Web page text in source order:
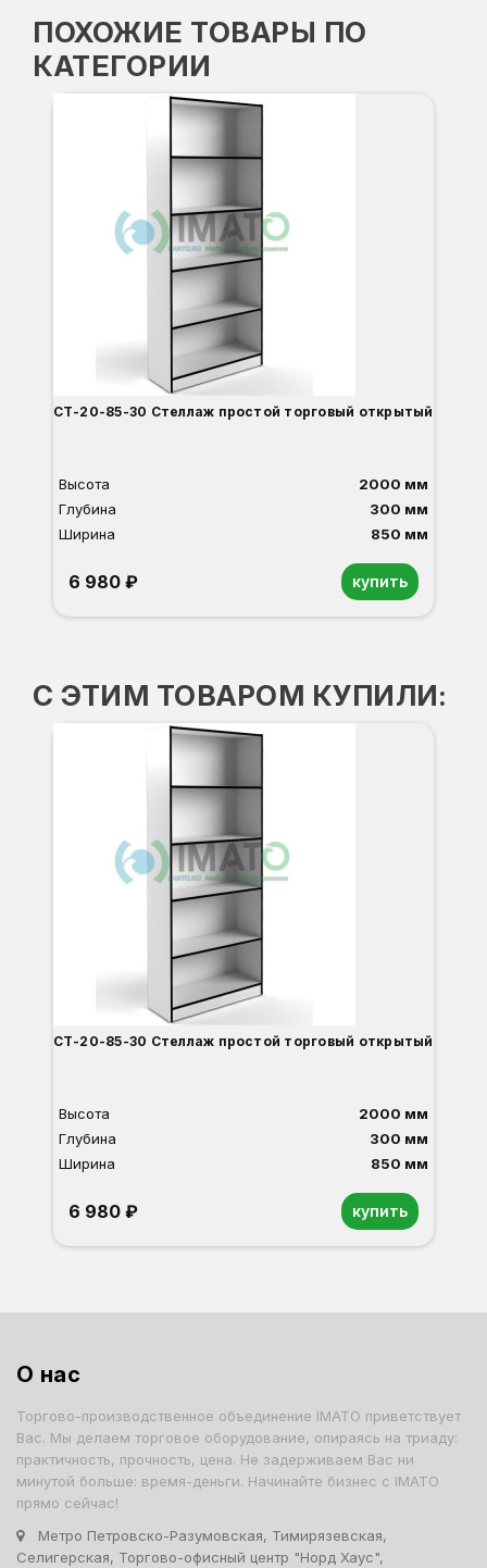
ПОХОЖИЕ ТОВАРЫ ПО
КАТЕГОРИИ
СТ-20-85-30 Стеллаж простой торговый открытый
Высота
2000 мм
Глубина
300 мм
Ширина
850 мм
6 980 ₽ купить
С ЭТИМ ТОВАРОМ КУПИЛИ:
СТ-20-85-30 Стеллаж простой торговый открытый
Высота
2000 мм
Глубина
300 мм
Ширина
850 мм
6 980 ₽ купить
О нас
Торгово-производственное объединение IMATO приветствует
Вас. Мы делаем торговое оборудование, опираясь на триаду:
практичность, прочность, цена. Не задерживаем Вас ни
минутой больше: время-деньги. Начинайте бизнес с IMATO
прямо сейчас!
Метро Петровско-Разумовская, Тимирязевская,
Селигерская, Торгово-офисный центр "Норд Хаус",